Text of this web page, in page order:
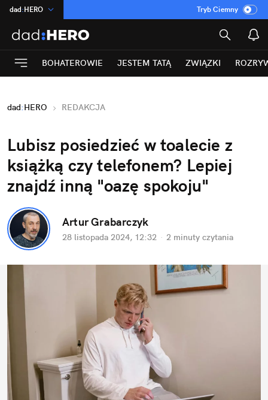
dad:HERO
:Temat
INN:Poland
ASZ:dziennik
Rozrywka
Tryb Ciemny
BOHATEROWIE JESTEM TATĄ ZWIĄZKI
dad:HERO REDAKCJA
Lubisz posiedzieć w toalecie z
książką czy telefonem? Lepiej
znajdź inną "oazę spokoju"
Artur Grabarczyk
28 listopada 2024, 12:32 · 2 minuty czytania